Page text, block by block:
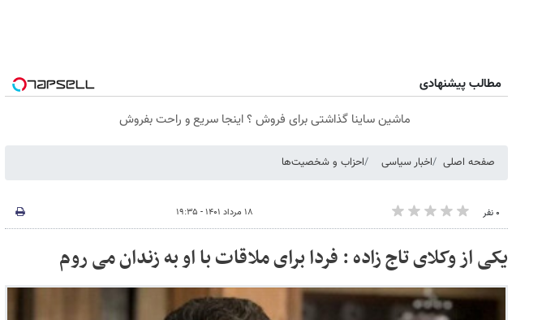
مطالب پیشنهادی
ماشین ساینا گذاشتی برای فروش ؟ اینجا سریع و راحت بفروش
صفحه اصلی اخبار سیاسی احزاب و شخصیت‌ها
۰ نفر ۱۸ مرداد ۱۴۰۱ - ۱۹:۳۵
یکی از وکلای تاج زاده : فردا برای ملاقات با او به زندان می روم